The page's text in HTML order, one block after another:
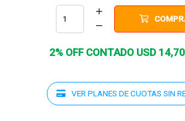
2% OFF CONTADO USD 14,70
VER PLANES DE CUOTAS SIN